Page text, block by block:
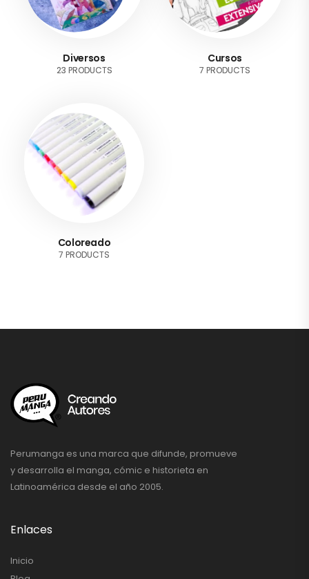
Diversos
23 PRODUCTS
Cursos
7 PRODUCTS
Coloreado
7 PRODUCTS
Perumanga es una marca que difunde, promueve
y desarrolla el manga, cómic e historieta en
Latinoamérica desde el año 2005.
Enlaces
Inicio